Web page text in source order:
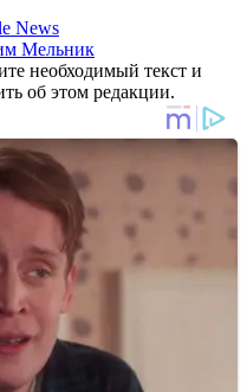
News
Мельник
необходимый текст и
об этом редакции.